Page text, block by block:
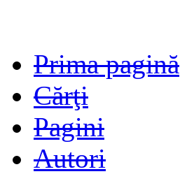
Prima pagină
Cărţi
Pagini
Autori